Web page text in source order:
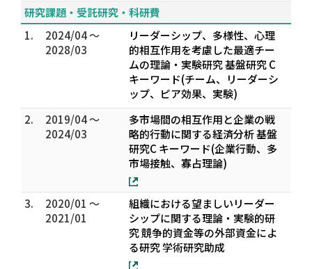
研究課題・受託研究・科研費
1.
2024/04 ～
2028/03
リーダーシップ、多様性、心理
的相互作用を考慮した最適チー
ムの理論・実験研究 基盤研究 C
キーワード(チーム、リーダーシ
ップ、ピア効果、実験)
2.
2019/04 ～
2024/03
多市場間の相互作用と企業の戦
略的行動に関する経済分析 基盤
研究C キーワード(企業行動、多
市場接触、寡占理論)
3.
2020/01 ～
2021/01
組織における望ましいリーダー
シップに関する理論・実験的研
究 競争的資金等の外部資金によ
る研究 学術研究助成